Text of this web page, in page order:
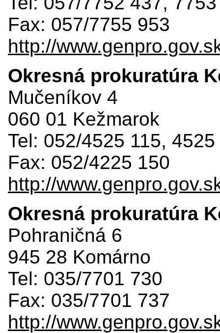
Fax: 057/7755 953
http://
Okresná prokuratúra
Mučeníkov 4
060 01 Kežmarok
Tel: 052/4525 115,
Fax: 052/4225 150
http://
Okresná prokuratúra
Pohraničná 6
945 28 Komárno
Tel: 035/7701 730
Fax: 035/7701 737
http://